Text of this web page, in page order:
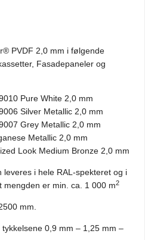
PVDF 2,0 mm i følgende
Fasadepaneler og
Pure White 2,0 mm
Silver Metallic 2,0 mm
Grey Metallic 2,0 mm
Metallic 2,0 mm
Look Medium Bronze 2,0 mm
i hele RAL-spekteret og i
er min. ca. 1 000 m2
mm.
0,9 mm – 1,25 mm –